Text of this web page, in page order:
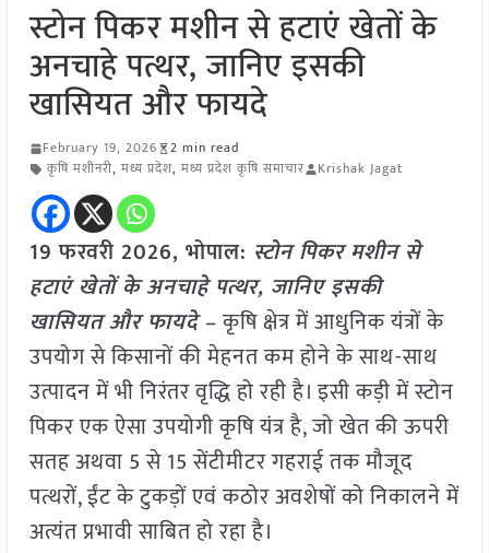
स्टोन पिकर मशीन से हटाएं खेतों के
अनचाहे पत्थर, जानिए इसकी
खासियत और फायदे
February 19, 2026
2 min read
कृषि मशीनरी, मध्य प्रदेश, मध्य प्रदेश कृषि समाचार Krishak Jagat
19 फरवरी 2026, भोपाल: स्टोन पिकर मशीन से
हटाएं खेतों के अनचाहे पत्थर, जानिए इसकी
खासियत और फायदे –कृषि क्षेत्र में आधुनिक यंत्रों के
उपयोग से किसानों की मेहनत कम होने के साथ-साथ
उत्पादन में भी निरंतर वृद्धि हो रही है। इसी कड़ी में स्टोन
पिकर एक ऐसा उपयोगी कृषि यंत्र है, जो खेत की ऊपरी
सतह अथवा 5 से 15 सेंटीमीटर गहराई तक मौजूद
पत्थरों, ईंट के टुकड़ों एवं कठोर अवशेषों को निकालने में
अत्यंत प्रभावी साबित हो रहा है।